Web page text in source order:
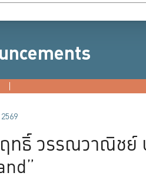
ทธิ์ วรรณวาณิชย์